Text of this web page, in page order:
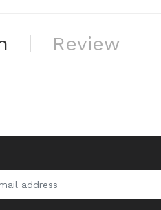
Review